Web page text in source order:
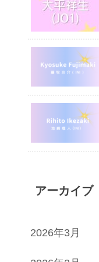
アーカイブ
2026年3月